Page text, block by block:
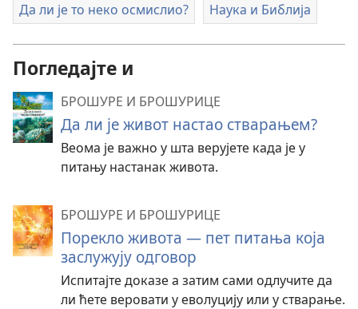
Да ли је то неко осмислио? Наука и Библија
Погледајте и
БРОШУРЕ И БРОШУРИЦЕ
Да ли је живот настао стварањем?
Веома је важно у шта верујете када је у
питању настанак живота.
БРОШУРЕ И БРОШУРИЦЕ
Порекло живота — пет питања која
заслужују одговор
Испитајте доказе а затим сами одлучите да
ли ћете веровати у еволуцију или у стварање.